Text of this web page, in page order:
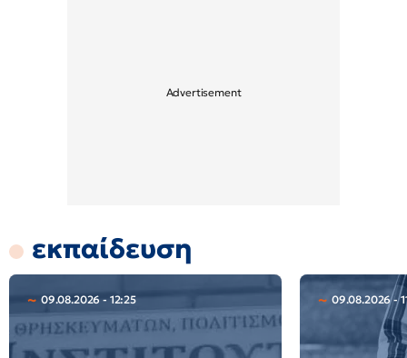
εκπαίδευση
09.08.2026 - 12:25 09.08.2026 -